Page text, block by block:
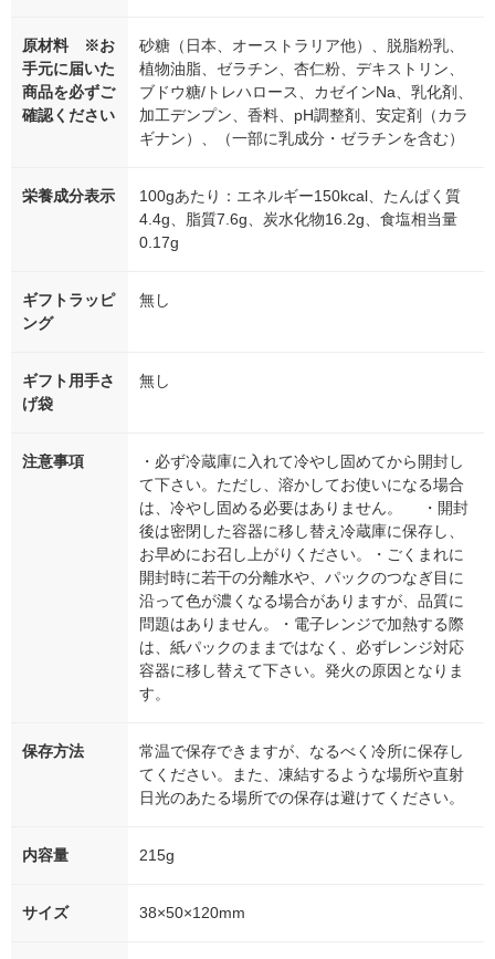
原材料 ※お
手元に届いた
商品を必ずご
確認ください
砂糖（日本、オーストラリア他）、脱脂粉乳、
植物油脂、ゼラチン、杏仁粉、デキストリン、
ブドウ糖/トレハロース、カゼインNa、乳化剤、
加工デンプン、香料、pH調整剤、安定剤（カラ
ギナン）、（一部に乳成分・ゼラチンを含む）
栄養成分表示
100gあたり：エネルギー150kcal、たんぱく質
4.4g、脂質7.6g、炭水化物16.2g、食塩相当量
0.17g
ギフトラッピ
ング
無し
ギフト用手さ
げ袋
無し
注意事項
・必ず冷蔵庫に入れて冷やし固めてから開封し
て下さい。ただし、溶かしてお使いになる場合
は、冷やし固める必要はありません。 ・開封
後は密閉した容器に移し替え冷蔵庫に保存し、
お早めにお召し上がりください。・ごくまれに
開封時に若干の分離水や、パックのつなぎ目に
沿って色が濃くなる場合がありますが、品質に
問題はありません。・電子レンジで加熱する際
は、紙パックのままではなく、必ずレンジ対応
容器に移し替えて下さい。発火の原因となりま
す。
保存方法
常温で保存できますが、なるべく冷所に保存し
てください。また、凍結するような場所や直射
日光のあたる場所での保存は避けてください。
内容量 215g
サイズ 38×50×120mm